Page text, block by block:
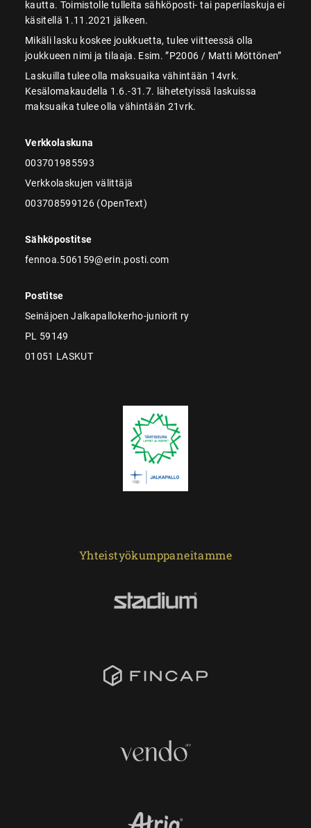
kautta. Toimistolle tulleita sähköposti- tai paperilaskuja ei
käsitellä 1.11.2021 jälkeen.
Mikäli lasku koskee joukkuetta, tulee viitteessä olla
joukkueen nimi ja tilaaja. Esim. ”P2006 / Matti Möttönen”
Laskuilla tulee olla maksuaika vähintään 14vrk.
Kesälomakaudella 1.6.-31.7. lähetetyissä laskuissa
maksuaika tulee olla vähintään 21vrk.
Verkkolaskuna
003701985593
Verkkolaskujen välittäjä
003708599126 (OpenText)
Sähköpostitse
fennoa.506159@erin.posti.com
Postitse
Seinäjoen Jalkapallokerho-juniorit ry
PL 59149
01051 LASKUT
Yhteistyökumppaneitamme